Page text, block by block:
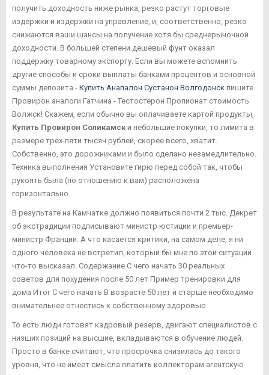
получить доходность ниже рынка, резко растут торговые
издержки и издержки на управление, и, соответственно, резко
снижаются ваши шансы на получение хотя бы среднерыночной
доходности. В большей степени дешевый фунт оказал
поддержку товарному экспорту. Если вы можете вспомнить
другие способы и сроки выплаты банками процентов и основной
суммы депозита - Купить Анапалон Сустанон Волгодонск пишите.
Провирон аналоги Гатчина - Тестостерон Пропионат стоимость
Волжск! Скажем, если обычно вы оплачиваете картой продукты,
Купить Провирон Соликамск и небольшие покупки, то лимита в
размере трех-пяти тысяч рублей, скорее всего, хватит.
Собственно, это дорожниками и было сделано незамедлительно.
Техника выполнения Установите гирю перед собой так, чтобы
рукоять была (по отношению к вам) расположена
горизонтально.
В результате на Камчатке должно появиться почти 2 тыс. Декрет
об экстрадиции подписывают министр юстиции и премьер-
министр Франции. А что касается критики, на самом деле, я ни
одного человека не встретил, который бы мне по этой ситуации
что-то высказал. Содержание С чего начать 30 реальных
советов для похудения после 50 лет Пример тренировки для
дома Итог С чего начать В возрасте 50 лет и старше необходимо
внимательнее отнестись к собственному здоровью.
То есть люди готовят кадровый резерв, двигают специалистов с
низших позиций на высшие, вкладываются в обучение людей.
Просто в банке считают, что просрочка снизилась до такого
уровня, что не имеет смысла платить коллекторам агентскую